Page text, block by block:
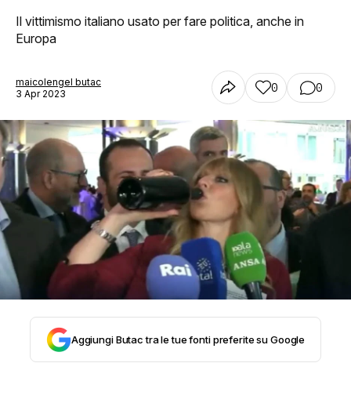
CRONACA E POLITICA
SCIENZA E TECNOLOGIA
SALUTE E MEDICINA
STORIA E CITAZIONI
INTRATTENIMENTO
COMPLOTTI, LEGGENDE URBANE ED
EVERGREEN
Il vittimismo italiano usato per fare politica, anche in
Europa
maicolengel butac
3 Apr 2023
0 0
Aggiungi Butac tra le tue fonti preferite su Google